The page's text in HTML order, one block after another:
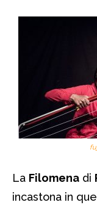
La Filomena di
incastona in